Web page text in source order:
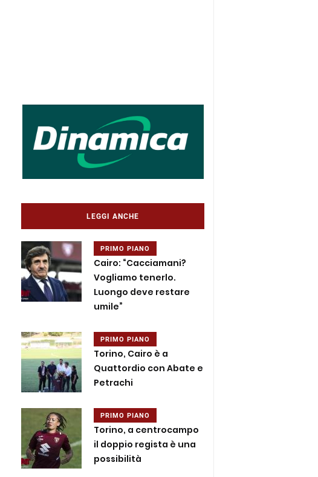
LEGGI ANCHE
PRIMO PIANO
Cairo: “Cacciamani?
Vogliamo tenerlo.
Luongo deve restare
umile”
PRIMO PIANO
Torino, Cairo è a
Quattordio con Abate e
Petrachi
PRIMO PIANO
Torino, a centrocampo
il doppio regista è una
possibilità